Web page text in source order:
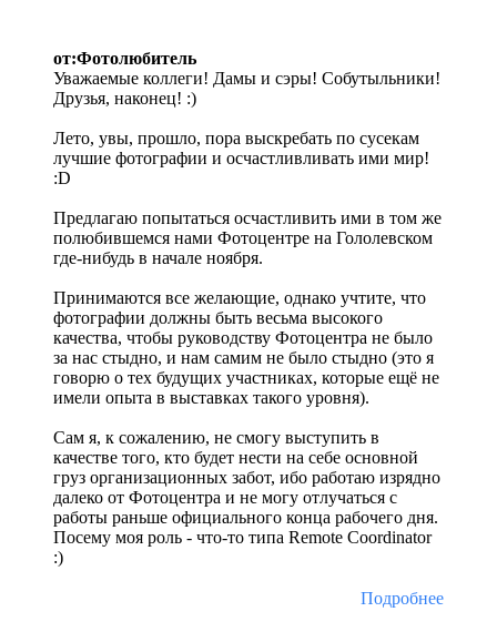
от:Фотолюбитель
Уважаемые коллеги! Дамы и сэры! Собутыльники!
Друзья, наконец! :)
Лето, увы, прошло, пора выскребать по сусекам
лучшие фотографии и осчастливливать ими мир!
:D
Предлагаю попытаться осчастливить ими в том же
полюбившемся нами Фотоцентре на Гололевском
где-нибудь в начале ноября.
Принимаются все желающие, однако учтите, что
фотографии должны быть весьма высокого
качества, чтобы руководству Фотоцентра не было
за нас стыдно, и нам самим не было стыдно (это я
говорю о тех будущих участниках, которые ещё не
имели опыта в выставках такого уровня).
Сам я, к сожалению, не смогу выступить в
качестве того, кто будет нести на себе основной
груз организационных забот, ибо работаю изрядно
далеко от Фотоцентра и не могу отлучаться с
работы раньше официального конца рабочего дня.
Посему моя роль - что-то типа Remote Coordinator
:)
Подробнее